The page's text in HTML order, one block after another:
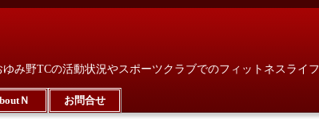
み野TCの活動状況やスポーツクラブでのフィットネスライ
Ｎ お問合せ